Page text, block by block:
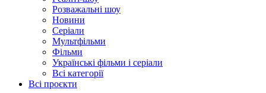
Розважальні шоу
Новини
Серіали
Мультфільми
Фільми
Українські фільми і серіали
Всі категорії
Всі проєкти